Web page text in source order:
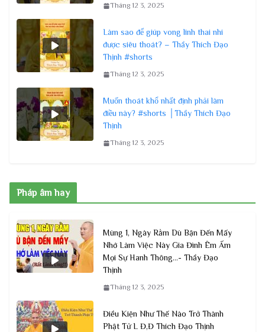
Tháng 12 3, 2025
Làm sao để giúp vong linh thai nhi
được siêu thoát? – Thầy Thích Đạo
Thịnh #shorts
Tháng 12 3, 2025
Muốn thoát khổ nhất định phải làm
điều này? #shorts │Thầy Thích Đạo
Thịnh
Tháng 12 3, 2025
Pháp âm hay
Mùng 1, Ngày Rằm Dù Bận Đến Mấy
Nhớ Làm Việc Này Gia Đình Êm Ấm
Mọi Sự Hanh Thông…- Thầy Đạo
Thịnh
Tháng 12 3, 2025
Điều Kiện Như Thế Nào Trở Thành
Phật Tử L Đ,Đ Thích Đạo Thịnh